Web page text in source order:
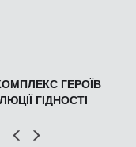
ГЕРОЇВ
ГІДНОСТІ
Попер